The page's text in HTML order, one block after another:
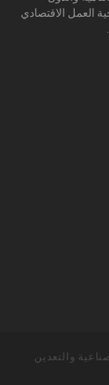
العمل الاقتصادي
والتعدين